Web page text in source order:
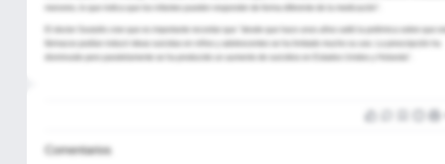
El doctor Soutullo cree que es importante recordar que "desde que hace unos años saltó la polémica sobre que
Comentarios